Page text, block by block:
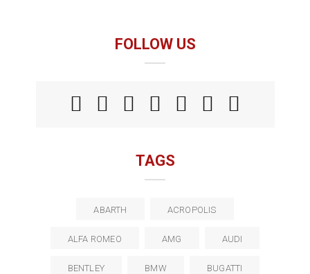
FOLLOW US
TAGS
ABARTH ACROPOLIS
ALFA ROMEO AMG AUDI
BENTLEY BMW BUGATTI